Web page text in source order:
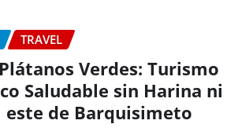
TRAVEL
Verdes: Turismo
Saludable sin Harina ni
este de Barquisimeto